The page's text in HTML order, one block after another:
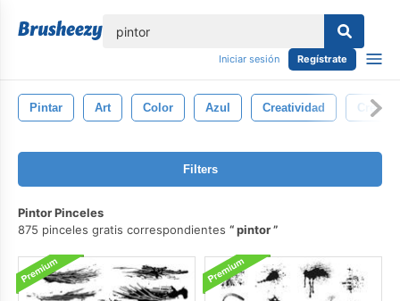
Iniciar sesión Regístrate
Pintar Art Color Azul Creatividad
Filters
Pintor Pinceles
875 pinceles gratis correspondientes
pintor